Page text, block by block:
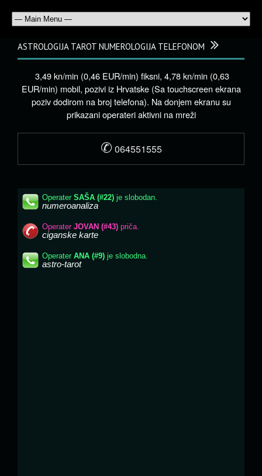
ASTROLOGIJA TAROT NUMEROLOGIJA TELEFONOM
3,49 kn/min (0,46 EUR/min) fiksni, 4,78 kn/min (0,63
EUR/min) mobil, pozivi iz Hrvatske (Sa touchscreen ekrana
poziv dodirom na broj telefona). Na donjem ekranu su
prikazani operateri aktivni na mreži
✆ 064551555